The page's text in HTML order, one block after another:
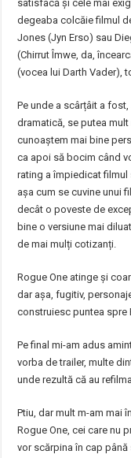
satisfacă și cele mai
degeaba colcăie filmul
Jones (Jyn Erso) sau
(Chirrut Îmwe, da,
(vocea lui Darth Vader),
Pe unde a scârțâit a
dramatică, se putea
cunoaștem mai bine
ca apoi să bocim când
rating a împiedicat filmul
așa cum se cuvine unui
decât o poveste de
bine o versiune mai
de mai mulți cotizanți.
Rogue One atinge și
dar așa, fugitiv,
construiesc puntea spre
Pe final mi-am adus
vorba de trailer, multe
unde rezultă că au
Ptiu, dar mult m-am mai
Rogue One, cei care nu
vor scărpina în cap